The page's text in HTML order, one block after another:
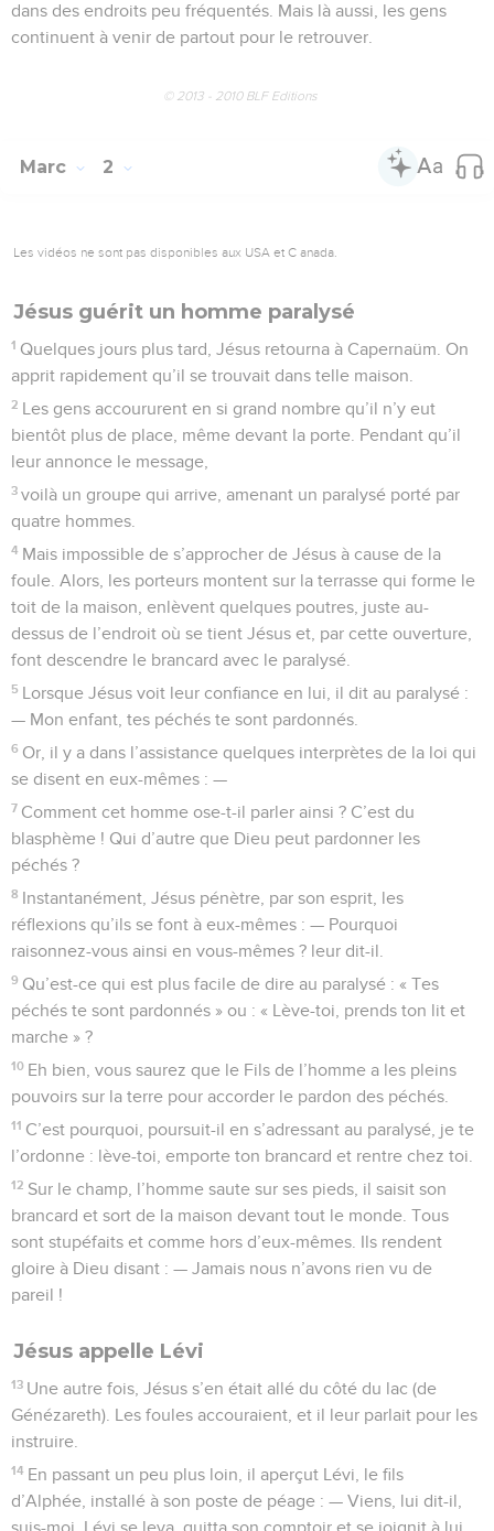
dans des endroits peu fréquentés. Mais là aussi, les gens
continuent à venir de partout pour le retrouver.
© 2013 - 2010 BLF Editions
Marc 2
Les vidéos ne sont pas disponibles aux USA et C anada.
Jésus guérit un homme paralysé
1 Quelques jours plus tard, Jésus retourna à Capernaüm. On
apprit rapidement qu’il se trouvait dans telle maison.
2 Les gens accoururent en si grand nombre qu’il n’y eut
bientôt plus de place, même devant la porte. Pendant qu’il
leur annonce le message,
3 voilà un groupe qui arrive, amenant un paralysé porté par
quatre hommes.
4 Mais impossible de s’approcher de Jésus à cause de la
foule. Alors, les porteurs montent sur la terrasse qui forme le
toit de la maison, enlèvent quelques poutres, juste au-
dessus de l’endroit où se tient Jésus et, par cette ouverture,
font descendre le brancard avec le paralysé.
5 Lorsque Jésus voit leur confiance en lui, il dit au paralysé :
— Mon enfant, tes péchés te sont pardonnés.
6 Or, il y a dans l’assistance quelques interprètes de la loi qui
se disent en eux-mêmes : —
7 Comment cet homme ose-t-il parler ainsi ? C’est du
blasphème ! Qui d’autre que Dieu peut pardonner les
péchés ?
8 Instantanément, Jésus pénètre, par son esprit, les
réflexions qu’ils se font à eux-mêmes : — Pourquoi
raisonnez-vous ainsi en vous-mêmes ? leur dit-il.
9 Qu’est-ce qui est plus facile de dire au paralysé : « Tes
péchés te sont pardonnés » ou : « Lève-toi, prends ton lit et
marche » ?
10 Eh bien, vous saurez que le Fils de l’homme a les pleins
pouvoirs sur la terre pour accorder le pardon des péchés.
11 C’est pourquoi, poursuit-il en s’adressant au paralysé, je te
l’ordonne : lève-toi, emporte ton brancard et rentre chez toi.
12 Sur le champ, l’homme saute sur ses pieds, il saisit son
brancard et sort de la maison devant tout le monde. Tous
sont stupéfaits et comme hors d’eux-mêmes. Ils rendent
gloire à Dieu disant : — Jamais nous n’avons rien vu de
pareil !
Jésus appelle Lévi
13 Une autre fois, Jésus s’en était allé du côté du lac (de
Génézareth). Les foules accouraient, et il leur parlait pour les
instruire.
14 En passant un peu plus loin, il aperçut Lévi, le fils
d’Alphée, installé à son poste de péage : — Viens, lui dit-il,
suis-moi. Lévi se leva, quitta son comptoir et se joignit à lui.